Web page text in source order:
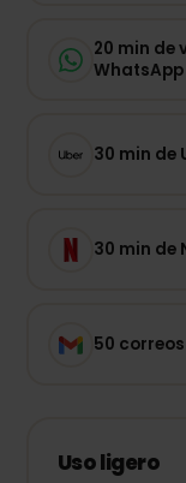
20 min de
WhatsApp
30 min de
30 min de
50
Uso ligero